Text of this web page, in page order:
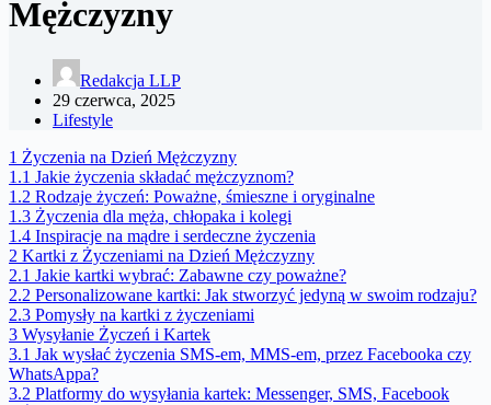
Mężczyzny
Redakcja LLP
29 czerwca, 2025
Lifestyle
1 Życzenia na Dzień Mężczyzny
1.1 Jakie życzenia składać mężczyznom?
1.2 Rodzaje życzeń: Poważne, śmieszne i oryginalne
1.3 Życzenia dla męża, chłopaka i kolegi
1.4 Inspiracje na mądre i serdeczne życzenia
2 Kartki z Życzeniami na Dzień Mężczyzny
2.1 Jakie kartki wybrać: Zabawne czy poważne?
2.2 Personalizowane kartki: Jak stworzyć jedyną w swoim rodzaju?
2.3 Pomysły na kartki z życzeniami
3 Wysyłanie Życzeń i Kartek
3.1 Jak wysłać życzenia SMS-em, MMS-em, przez Facebooka czy
WhatsAppa?
3.2 Platformy do wysyłania kartek: Messenger, SMS, Facebook